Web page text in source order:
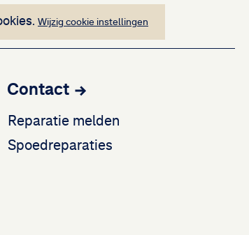
weergegeven
Wijzig cookie instellingen
Contact
Reparatie melden
Spoedreparaties